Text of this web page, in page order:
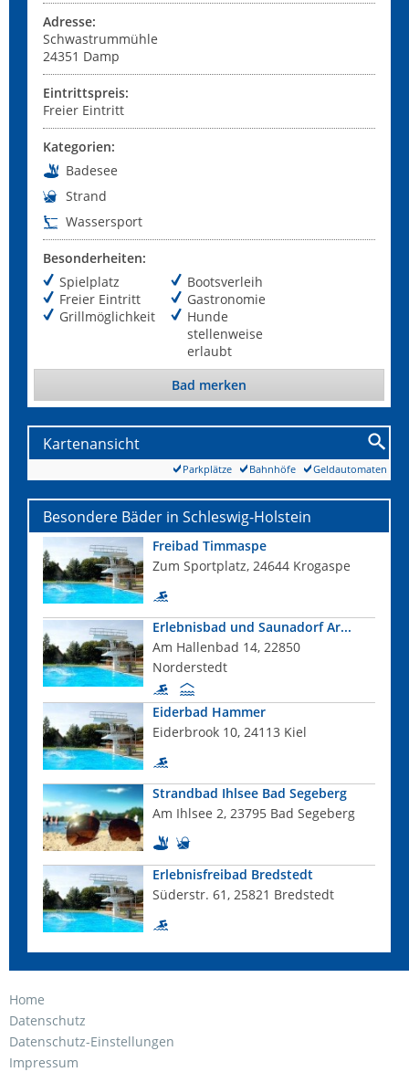
Adresse:
Schwastrummühle
24351 Damp
Eintrittspreis:
Freier Eintritt
Kategorien:
Badesee
Strand
Wassersport
Besonderheiten:
Spielplatz
Freier Eintritt
Grillmöglichkeit
Bootsverleih
Gastronomie
Hunde
stellenweise
erlaubt
Bad merken
Kartenansicht
Geldautomaten
Bahnhöfe
Parkplätze
Besondere Bäder in Schleswig-Holstein
Freibad Timmaspe
Zum Sportplatz, 24644 Krogaspe
Erlebnisbad und Saunadorf Ar...
Am Hallenbad 14, 22850
Norderstedt
Eiderbad Hammer
Eiderbrook 10, 24113 Kiel
Strandbad Ihlsee Bad Segeberg
Am Ihlsee 2, 23795 Bad Segeberg
Erlebnisfreibad Bredstedt
Süderstr. 61, 25821 Bredstedt
Home
Datenschutz
Datenschutz-Einstellungen
Impressum